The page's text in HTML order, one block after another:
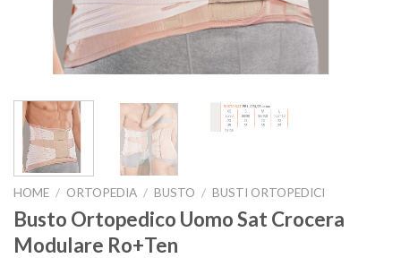
HOME / ORTOPEDIA / BUSTO / BUSTI ORTOPEDICI
Busto Ortopedico Uomo Sat Crocera
Modulare Ro+Ten